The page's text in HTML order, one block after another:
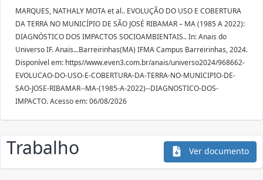
MARQUES, NATHALY MOTA et al.. EVOLUÇÃO DO USO E COBERTURA
DA TERRA NO MUNICÍPIO DE SÃO JOSÉ RIBAMAR – MA (1985 A 2022):
DIAGNÓSTICO DOS IMPACTOS SOCIOAMBIENTAIS.. In: Anais do
Universo IF. Anais...Barreirinhas(MA) IFMA Campus Barreirinhas, 2024.
Disponível em: https//www.even3.com.br/anais/universo2024/968662-
EVOLUCAO-DO-USO-E-COBERTURA-DA-TERRA-NO-MUNICIPIO-DE-
SAO-JOSE-RIBAMAR--MA-(1985-A-2022)--DIAGNOSTICO-DOS-
IMPACTO. Acesso em: 06/08/2026
Trabalho Ver documento